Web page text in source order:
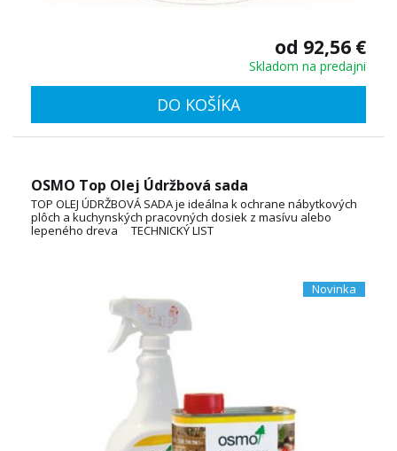
od 92,56 €
Skladom na predajni
DO KOŠÍKA
OSMO Top Olej Údržbová sada
TOP OLEJ ÚDRŽBOVÁ SADA je ideálna k ochrane nábytkových
plôch a kuchynských pracovných dosiek z masívu alebo
lepeného dreva TECHNICKÝ LIST
Novinka